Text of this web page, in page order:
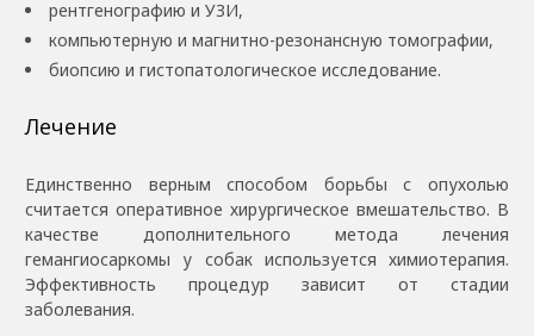
рентгенографию и УЗИ,
компьютерную и магнитно-резонансную томографии,
биопсию и гистопатологическое исследование.
Лечение
Единственно верным способом борьбы с опухолью
считается оперативное хирургическое вмешательство. В
качестве дополнительного метода лечения
гемангиосаркомы у собак используется химиотерапия.
Эффективность процедур зависит от стадии
заболевания.